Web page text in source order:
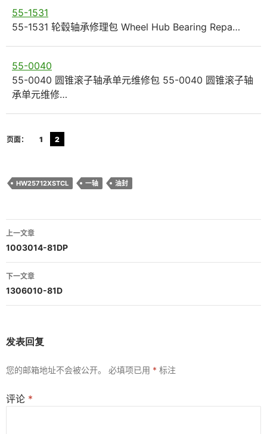
55-1531
55-1531 轮毂轴承修理包 Wheel Hub Bearing Repa…
55-0040
55-0040 圆锥滚子轴承单元维修包 55-0040 圆锥滚子轴
承单元维修…
页面： 1 2
HW25712XSTCL 一轴 油封
文
章
导
航
上一文章
1003014-81DP
下一文章
1306010-81D
发表回复
您的邮箱地址不会被公开。 必填项已用 * 标注
评论 *